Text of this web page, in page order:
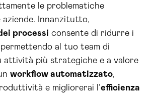
le problematiche
aziende. Innanzitutto,
processi consente di ridurre i
al tuo team di
attività più strategiche e a valore
workflow automatizzato,
e migliorerai l’efficienza